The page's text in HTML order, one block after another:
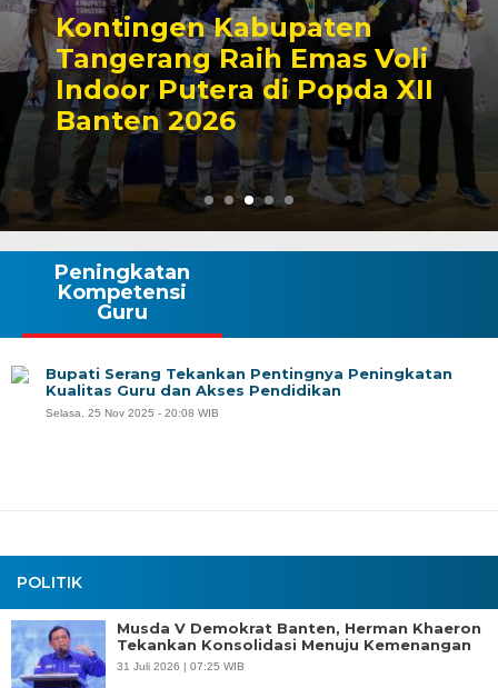
Kabupaten
Raih Emas Voli
Putera di Popda XII
2026
POLITIK
Musda V Demokrat Banten, Herman Khaeron
Tekankan Konsolidasi Menuju Kemenangan
31 Juli 2026 | 07:25 WIB
Peningkatan
Kompetensi
Guru
Bupati Serang Tekankan Pentingnya Peningkatan
Kualitas Guru dan Akses Pendidikan
Selasa, 25 Nov 2025 - 20:08 WIB